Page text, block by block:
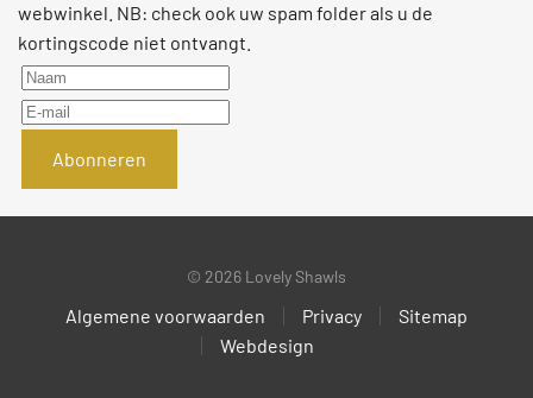
webwinkel. NB: check ook uw spam folder als u de
kortingscode niet ontvangt.
Abonneren
© 2026 Lovely Shawls
Algemene voorwaarden Privacy
Sitemap
Webdesign